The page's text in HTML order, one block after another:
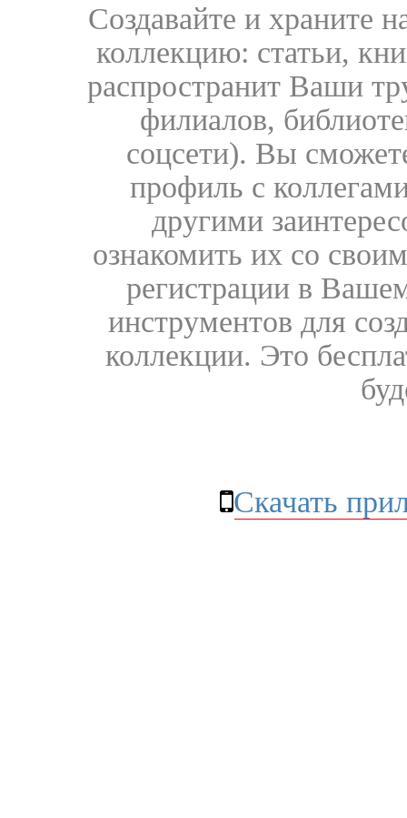
Создавайте и храните
коллекцию: статьи,
распространит Ваши
филиалов,
соцсети). Вы
профиль с
другими
ознакомить их со
регистрации в
инструментов для
коллекции. Это
Скачать